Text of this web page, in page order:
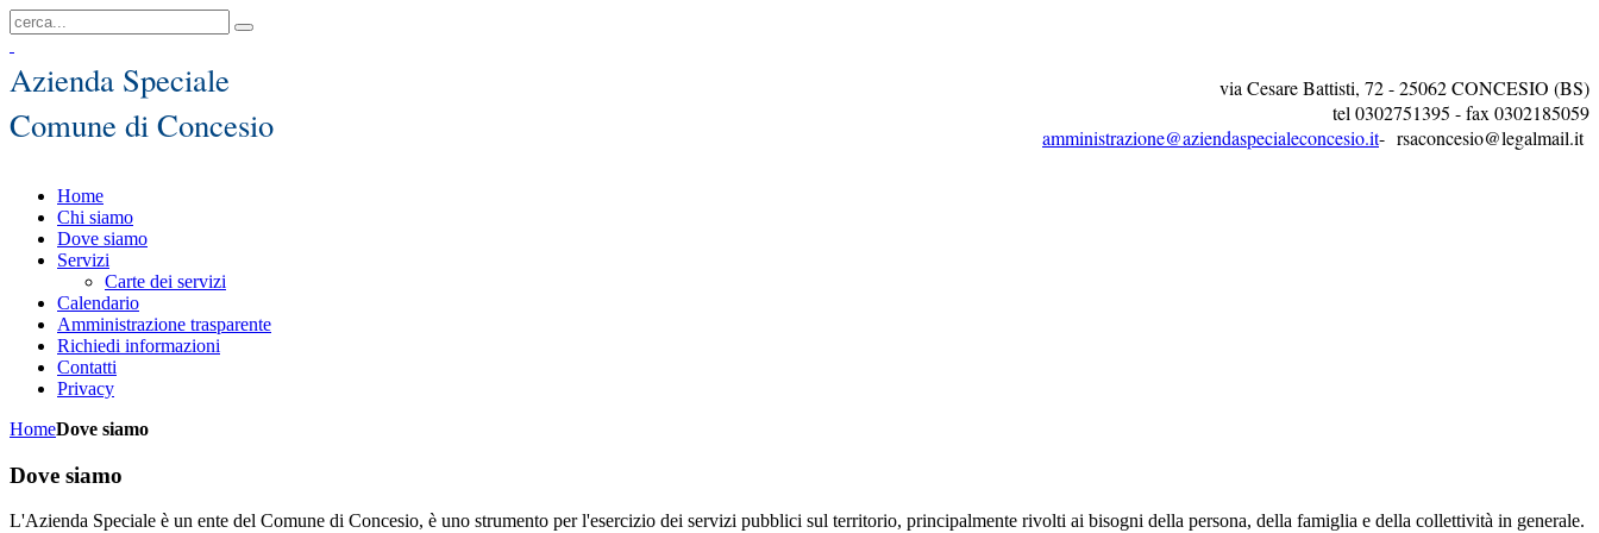
via Cesare Battisti, 72 - 25062 CONCESIO (BS)
tel 0302751395 - fax 0302185059
amministrazione@aziendaspecialeconcesio.it- rsaconcesio@legalmail.it
Azienda Speciale
Comune di Concesio
Home
Chi siamo
Dove siamo
Servizi
Carte dei servizi
Calendario
Amministrazione trasparente
Richiedi informazioni
Contatti
Privacy
HomeDove siamo
Dove siamo
L'Azienda Speciale è un ente del Comune di Concesio, è uno strumento per l'esercizio dei servizi pubblici sul territorio, principalmente rivolti ai bisogni della persona, della famiglia e della collettività in generale.